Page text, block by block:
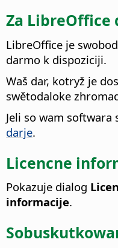
Za LibreOffice
LibreOffice je
darmo k dispoziciji.
Waš dar, kotryž je
swětodaloke
Jeli so wam softwara
darje.
Licencne
Pokazuje dialog
informacije.